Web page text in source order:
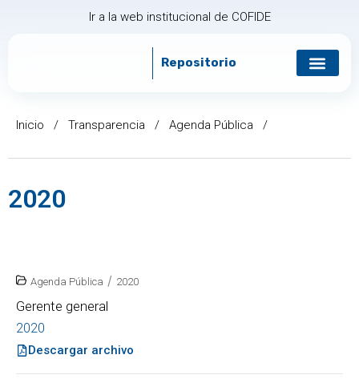
Ir a la web institucional de COFIDE
Repositorio
Inicio / Transparencia / Agenda Pública /
2020
Agenda Pública / 2020
Gerente general
2020
Descargar archivo